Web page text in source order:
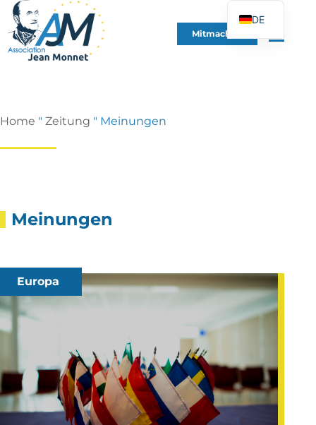
Mitmachen
Home " Zeitung " Meinungen
Meinungen
Europa
DE
FR